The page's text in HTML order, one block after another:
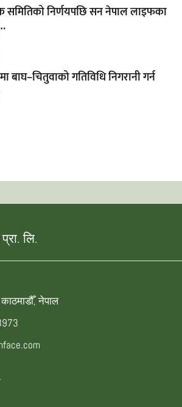
समितिको निर्णयपछि सन नेपाल लाइफका
बाघ–चितुवाको गतिविधि निगरानी गर्न
लि.
नेपाल